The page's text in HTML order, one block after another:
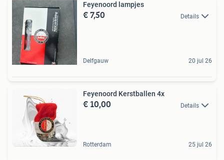
Feyenoord lampjes
€ 7,50 Details
Delfgauw 20 jul 26
Feyenoord Kerstballen 4x
€ 10,00 Details
Rotterdam 25 jul 26